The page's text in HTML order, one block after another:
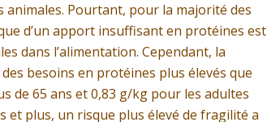
Pourtant, pour la majorité des
d’un apport insuffisant en protéines est
dans l’alimentation. Cependant, la
besoins en protéines plus élevés que
de 65 ans et 0,83 g/kg pour les adultes
et plus, un risque plus élevé de fragilité a